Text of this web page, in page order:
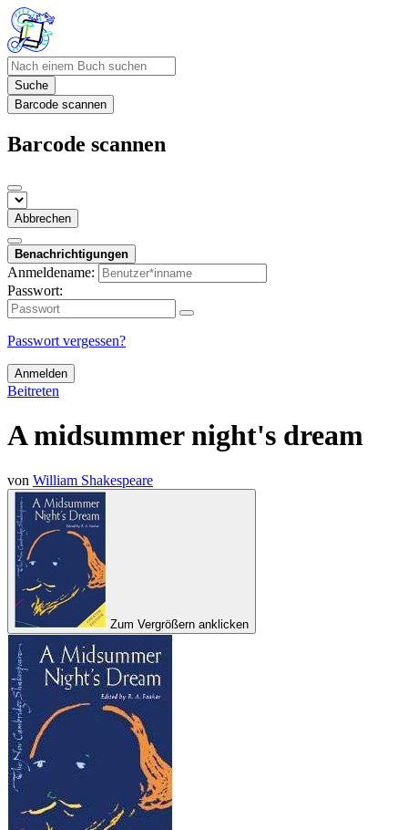
Suche
Barcode scannen
Barcode scannen
Abbrechen
Benachrichtigungen
Anmeldename:
Passwort:
Passwort vergessen?
Anmelden
Beitreten
A midsummer night's dream
von William Shakespeare
Zum Vergrößern anklicken